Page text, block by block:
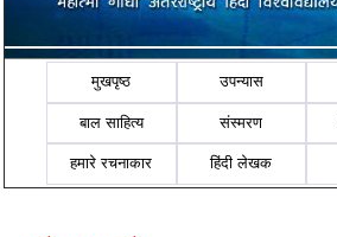
मुखपृष्ठ उपन्यास
बाल साहित्य संस्मरण
हमारे रचनाकार हिंदी लेखक